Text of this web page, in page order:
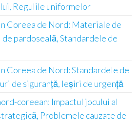
Regulile uniformelor
Coreea de Nord: Materiale de
pardoseală, Standardele de
Coreea de Nord: Standardele de
de siguranță, Ieșiri de urgență
coreean: Impactul jocului al
Problemele cauzate de